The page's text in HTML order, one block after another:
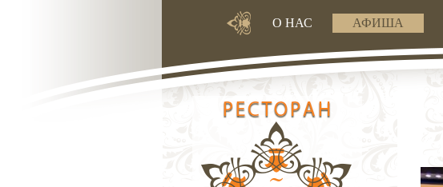
О НАС АФИША